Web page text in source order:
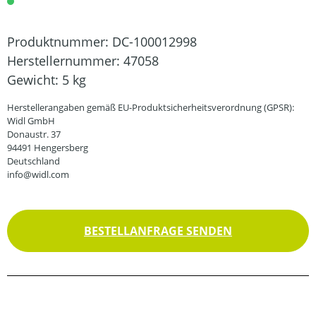
Produktnummer: DC-100012998
Herstellernummer: 47058
Gewicht: 5 kg
Herstellerangaben gemäß EU-Produktsicherheitsverordnung (GPSR):
Widl GmbH
Donaustr. 37
94491 Hengersberg
Deutschland
info@widl.com
BESTELLANFRAGE SENDEN